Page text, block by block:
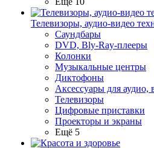
Телевизоры, аудио-видео
Саундбары
DVD, Bly-Ray-плееры
Колонки
Музыкальные центры
Диктофоны
Аксессуары для аудио,
Телевизоры
Цифровые приставки
Проекторы и экраны
Ещё 5